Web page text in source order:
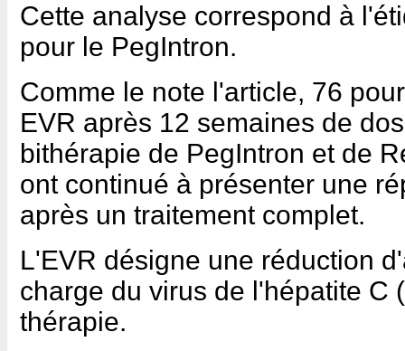
Cette analyse correspond à
pour le PegIntron.
Comme le note l'article, 76
EVR après 12 semaines de
bithérapie de PegIntron et de
ont continué à présenter une
après un traitement complet.
L'EVR désigne une réduction
charge du virus de l'hépatite C
thérapie.